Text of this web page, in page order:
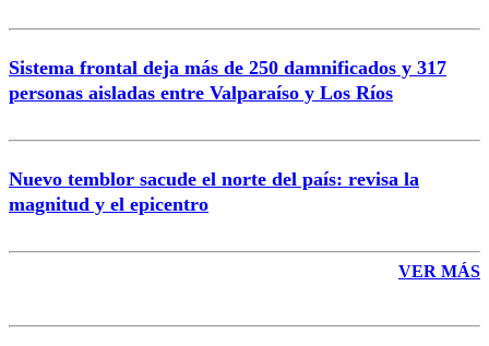
Sistema frontal deja más de 250 damnificados y 317
personas aisladas entre Valparaíso y Los Ríos
Nuevo temblor sacude el norte del país: revisa la
magnitud y el epicentro
VER MÁS